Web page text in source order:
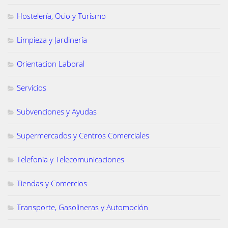
Hostelería, Ocio y Turismo
Limpieza y Jardinería
Orientacion Laboral
Servicios
Subvenciones y Ayudas
Supermercados y Centros Comerciales
Telefonía y Telecomunicaciones
Tiendas y Comercios
Transporte, Gasolineras y Automoción